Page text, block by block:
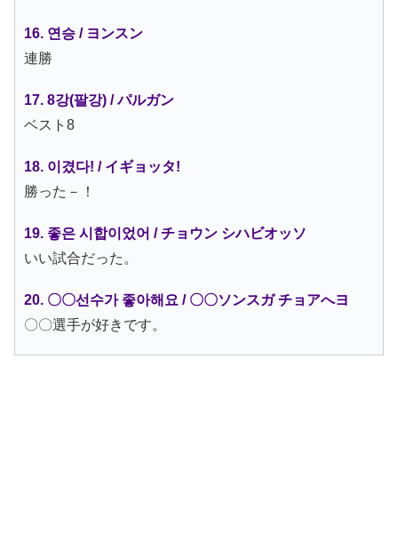
16. 연승 / ヨンスン
連勝
17. 8강(팔강) / パルガン
ベスト8
18. 이겼다! / イギョッタ!
勝った－！
19. 좋은 시합이었어 / チョウン シハビオッソ
いい試合だった。
20. 〇〇선수가 좋아해요 / 〇〇ソンスガ チョアへヨ
〇〇選手が好きです。